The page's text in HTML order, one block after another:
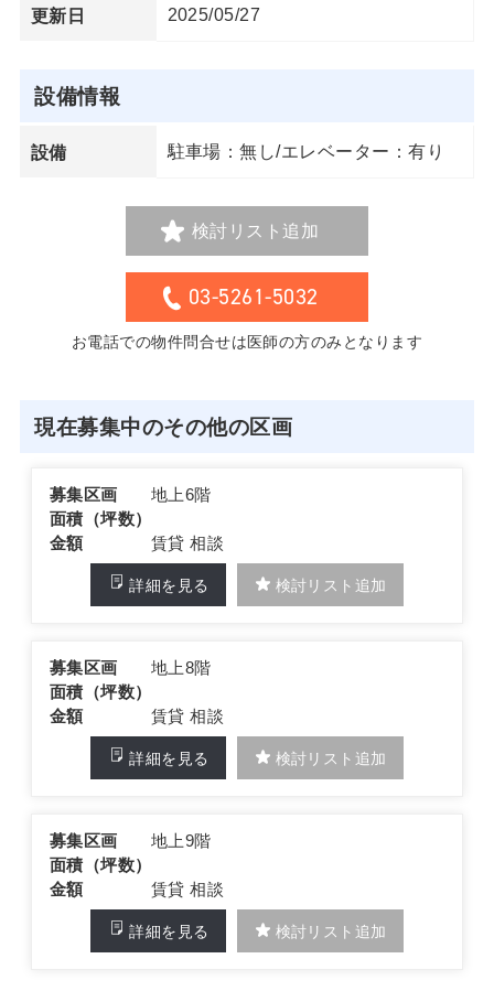
更新日 2025/05/27
設備情報
設備 駐車場：無し/エレベーター：有り
検討リスト追加
03-5261-5032
お電話での物件問合せは医師の方のみとなります
現在募集中のその他の区画
募集区画
地上6階
面積（坪数）
金額
賃貸 相談
詳細を見る 検討リスト追加
募集区画
地上8階
面積（坪数）
金額
賃貸 相談
詳細を見る 検討リスト追加
募集区画
地上9階
面積（坪数）
金額
賃貸 相談
詳細を見る 検討リスト追加